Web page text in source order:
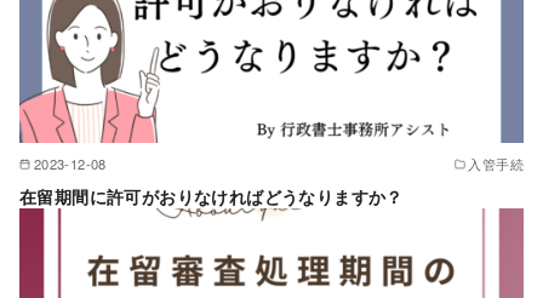
2023-12-08 入管手続
在留期間に許可がおりなければどうなりますか？